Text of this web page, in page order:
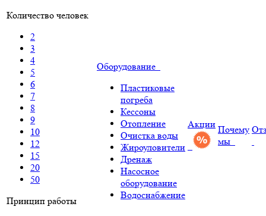
Количество человек
2
3
4
5
6
7
8
9
10
12
15
20
50
Принцип работы
Оборудование
Пластиковые
погреба
Кессоны
Отопление
Очистка воды
Жироуловители
Дренаж
Насосное
оборудование
Водоснабжение
Акции Почему
мы